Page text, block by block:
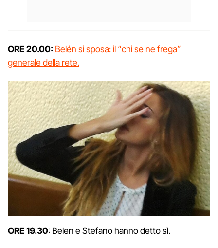
ORE 20.00: Belén si sposa: il “chi se ne frega”
generale della rete.
ORE 19.30: Belen e Stefano hanno detto sì.